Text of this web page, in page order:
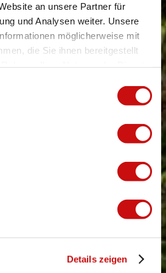
an unsere Partner für
und Analysen weiter. Unsere
möglicherweise mit
die Sie ihnen bereitgestellt
Details zeigen